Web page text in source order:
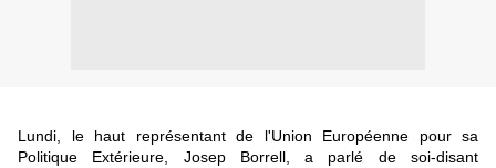
Lundi, le haut représentant de l'Union Européenne pour sa
Politique Extérieure, Josep Borrell, a parlé de soi-disant